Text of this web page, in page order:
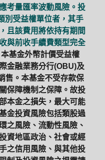
考量匯率波動風險。投
別受益權單位者，其手
且該費用將依持有期間
與前收手續費類型完全
本基金外幣計價受益權
金融業務分行(OBU)及
售。本基金不受存款保
保障機制之保障。故投
本金之損失，最大可能
金投資風險包括類股過
之風險、流動性風險、
資地區政治、社會或經
之信用風險、與其他投